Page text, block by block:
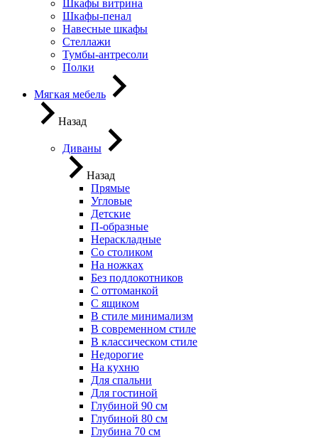
Шкафы витрина
Шкафы-пенал
Навесные шкафы
Стеллажи
Тумбы-антресоли
Полки
Мягкая мебель
Назад
Диваны
Назад
Прямые
Угловые
Детские
П-образные
Нераскладные
Со столиком
На ножках
Без подлокотников
С оттоманкой
С ящиком
В стиле минимализм
В современном стиле
В классическом стиле
Недорогие
На кухню
Для спальни
Для гостиной
Глубиной 90 см
Глубиной 80 см
Глубина 70 см